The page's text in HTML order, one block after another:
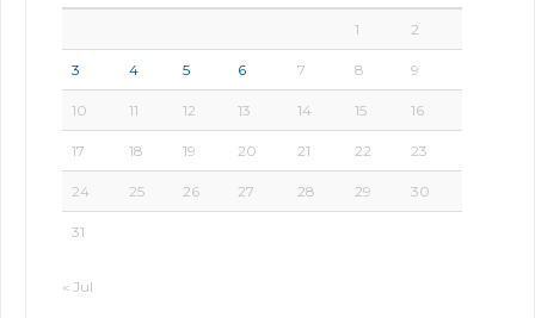
1 2
3 4 5 6 7 8 9
10 11 12 13 14 15 16
17 18 19 20 21 22 23
24 25 26 27 28 29 30
31
« Jul